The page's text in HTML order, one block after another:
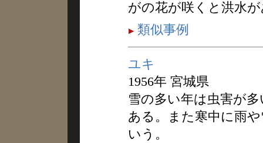
がの花が咲くと洪水
類似事例
ユキ
1956年 宮城県
雪の多い年は虫害が
ある。また寒中に雨
いう。